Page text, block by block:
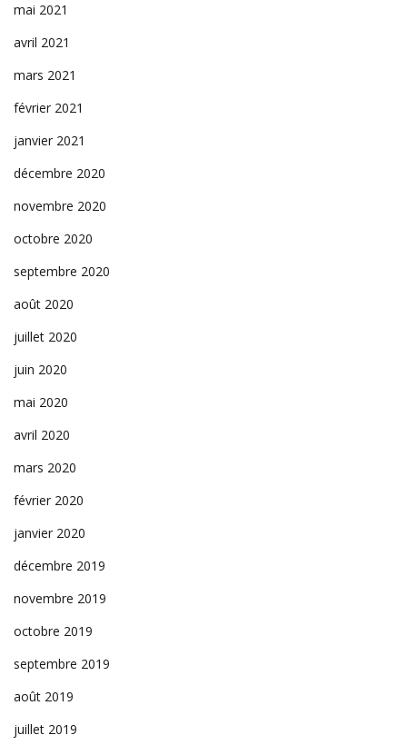
mai 2021
avril 2021
mars 2021
février 2021
janvier 2021
décembre 2020
novembre 2020
octobre 2020
septembre 2020
août 2020
juillet 2020
juin 2020
mai 2020
avril 2020
mars 2020
février 2020
janvier 2020
décembre 2019
novembre 2019
octobre 2019
septembre 2019
août 2019
juillet 2019